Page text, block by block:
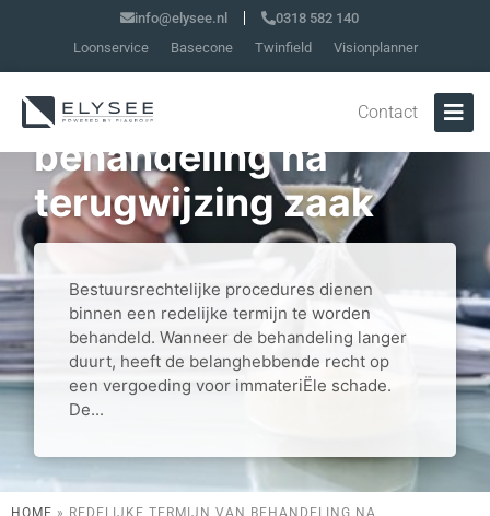
info@elysee.nl
0318 582 140
Loonservice
Basecone Twinfield Visionplanner
Contact
Redelijke termijn van
behandeling na
terugwijzing zaak
Bestuursrechtelijke procedures dienen
binnen een redelijke termijn te worden
behandeld. Wanneer de behandeling langer
duurt, heeft de belanghebbende recht op
een vergoeding voor immateriËle schade.
De...
HOME » REDELIJKE TERMIJN VAN BEHANDELING NA